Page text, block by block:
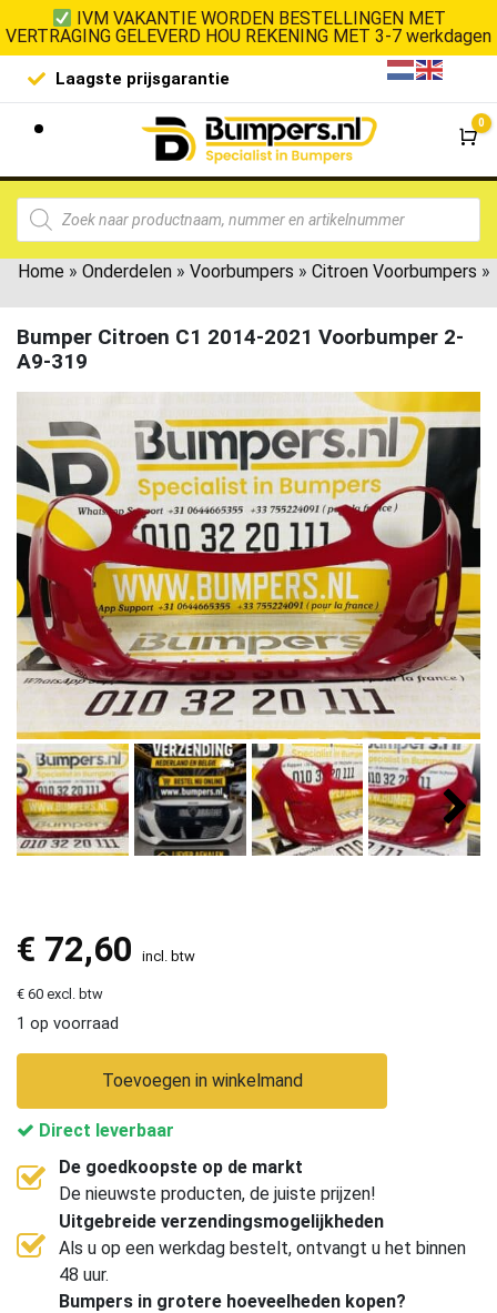
IVM VAKANTIE WORDEN BESTELLINGEN MET
VERTRAGING GELEVERD HOU REKENING MET 3-7 werkdagen
Laagste prijsgarantie De
0
Home » Onderdelen » Voorbumpers » Citroen Voorbumpers »
Bumper Citroen C1 2014-2021 Voorbumper 2-
A9-319
€ 72,60 incl. btw
€ 60 excl. btw
1 op voorraad
Toevoegen in winkelmand
Direct leverbaar
De goedkoopste op de markt
De nieuwste producten, de juiste prijzen!
Uitgebreide verzendingsmogelijkheden
Als u op een werkdag bestelt, ontvangt u het binnen
48 uur.
Bumpers in grotere hoeveelheden kopen?